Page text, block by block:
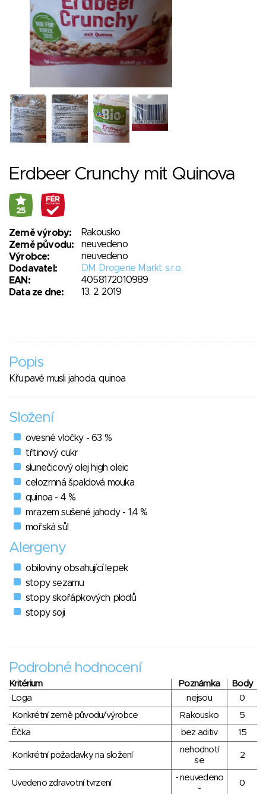
Erdbeer Crunchy mit Quinova
25
Země výroby:
Rakousko
Země původu:
neuvedeno
Výrobce:
neuvedeno
Dodavatel:
DM Drogerie Markt s.r.o.
EAN:
4058172010989
Data ze dne:
13. 2. 2019
Popis
Křupavé musli jahoda, quinoa
Složení
ovesné vločky - 63 %
třtinový cukr
slunečicový olej high oleic
celozrnná špaldová mouka
quinoa - 4 %
mrazem sušené jahody - 1,4 %
mořská sůl
Alergeny
obiloviny obsahující lepek
stopy sezamu
stopy skořápkových plodů
stopy soji
Podrobné hodnocení
Kritérium Poznámka
Body
Loga
nejsou
0
Konkrétní země původu/výrobce
Rakousko
5
Éčka
bez aditiv 15
Konkrétní požadavky na složení
nehodnotí
se
2
Uvedeno zdravotní tvrzení
- neuvedeno
-
0